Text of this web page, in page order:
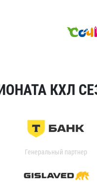
КХЛ
Генеральный партнер